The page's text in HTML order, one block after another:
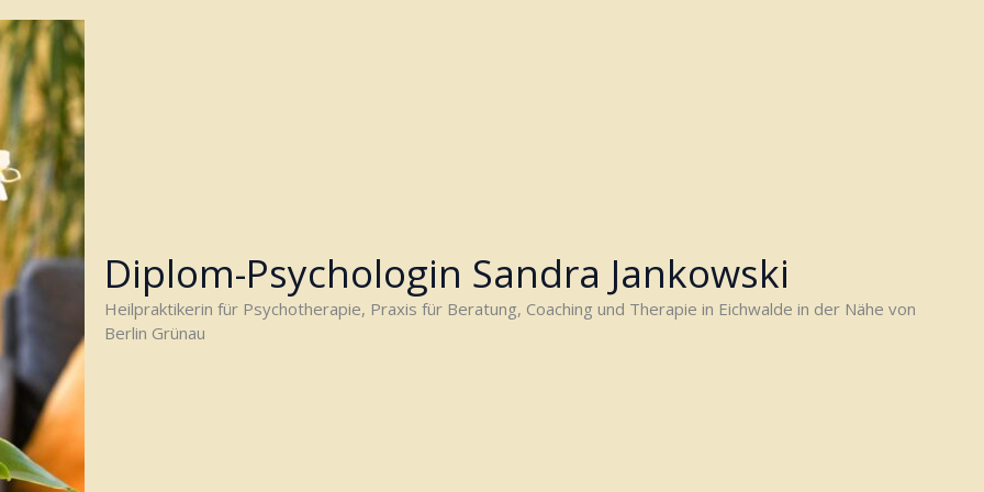
Diplom-Psychologin Sandra Jankowski
Heilpraktikerin für Psychotherapie, Praxis für Beratung, Coaching und Therapie in Eichwalde in der Nähe von
Berlin Grünau